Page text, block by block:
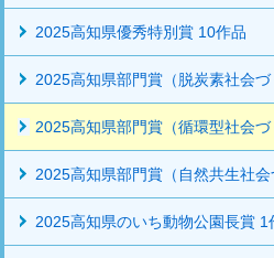
2025高知県優秀特別賞 10作品
2025高知県部門賞（脱炭素社会
2025高知県部門賞（循環型社会
2025高知県部門賞（自然共生社
2025高知県のいち動物公園長賞 1